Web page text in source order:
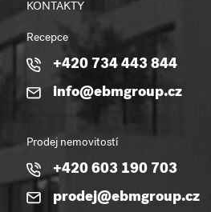
KONTAKTY
Recepce
+420 734 443 844
info@ebmgroup.cz
Prodej nemovitostí
+420 603 190 703
prodej@ebmgroup.cz